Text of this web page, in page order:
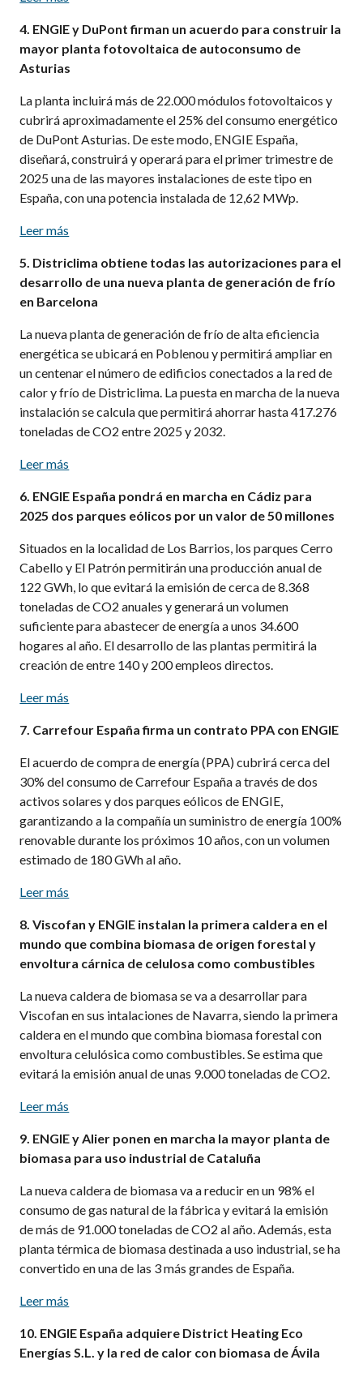
4. ENGIE y DuPont firman un acuerdo para construir la
mayor planta fotovoltaica de autoconsumo de
Asturias
La planta incluirá más de 22.000 módulos fotovoltaicos y
cubrirá aproximadamente el 25% del consumo energético
de DuPont Asturias. De este modo, ENGIE España,
diseñará, construirá y operará para el primer trimestre de
2025 una de las mayores instalaciones de este tipo en
España, con una potencia instalada de 12,62 MWp.
Leer más
5. Districlima obtiene todas las autorizaciones para el
desarrollo de una nueva planta de generación de frío
en Barcelona
La nueva planta de generación de frío de alta eficiencia
energética se ubicará en Poblenou y permitirá ampliar en
un centenar el número de edificios conectados a la red de
calor y frío de Districlima. La puesta en marcha de la nueva
instalación se calcula que permitirá ahorrar hasta 417.276
toneladas de CO2 entre 2025 y 2032.
Leer más
6. ENGIE España pondrá en marcha en Cádiz para
2025 dos parques eólicos por un valor de 50 millones
Situados en la localidad de Los Barrios, los parques Cerro
Cabello y El Patrón permitirán una producción anual de
122 GWh, lo que evitará la emisión de cerca de 8.368
toneladas de CO2 anuales y generará un volumen
suficiente para abastecer de energía a unos 34.600
hogares al año. El desarrollo de las plantas permitirá la
creación de entre 140 y 200 empleos directos.
Leer más
7. Carrefour España firma un contrato PPA con ENGIE
El acuerdo de compra de energía (PPA) cubrirá cerca del
30% del consumo de Carrefour España a través de dos
activos solares y dos parques eólicos de ENGIE,
garantizando a la compañía un suministro de energía 100%
renovable durante los próximos 10 años, con un volumen
estimado de 180 GWh al año.
Leer más
8. Viscofan y ENGIE instalan la primera caldera en el
mundo que combina biomasa de origen forestal y
envoltura cárnica de celulosa como combustibles
La nueva caldera de biomasa se va a desarrollar para
Viscofan en sus intalaciones de Navarra, siendo la primera
caldera en el mundo que combina biomasa forestal con
envoltura celulósica como combustibles. Se estima que
evitará la emisión anual de unas 9.000 toneladas de CO2.
Leer más
9. ENGIE y Alier ponen en marcha la mayor planta de
biomasa para uso industrial de Cataluña
La nueva caldera de biomasa va a reducir en un 98% el
consumo de gas natural de la fábrica y evitará la emisión
de más de 91.000 toneladas de CO2 al año. Además, esta
planta térmica de biomasa destinada a uso industrial, se ha
convertido en una de las 3 más grandes de España.
Leer más
10. ENGIE España adquiere District Heating Eco
Energías S.L. y la red de calor con biomasa de Ávila